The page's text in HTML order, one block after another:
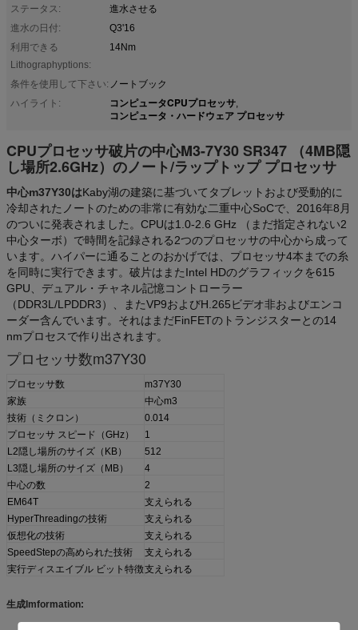
ステータス:
進水させる
進水の日付:
Q3'16
利用できる
Lithographyptions:
14Nm
条件を使用して下さい: ノートブック
ハイライト:
コンピュータCPUプロセッサ,
コンピュータ・ハードウェア プロセッサ
CPUプロセッサ破片の中心M3-7Y30 SR347 （4MB隠
し場所2.6GHz）のノート/ラップトップ プロセッサ
中心m37Y30はKaby湖の建築に基づいてタブレットおよび受動的に
冷却されたノートのための非常に有効な二重中心SoCで、2016年8月
のついに発表されました。CPUは1.0-2.6 GHz （まだ指定されない2
中心ターボ）で時間を記録される2つのプロセッサの中心から成って
います。ハイパーに通ることのおかげでは、プロセッサ4本までの糸
を同時に実行できます。破片はまたIntel HDのグラフィックを615
GPU、デュアル・チャネル記憶コントローラー
（DDR3L/LPDDR3）、またVP9およびH.265ビデオ非およびエンコ
ーダー含んでいます。それはまだFinFETのトランジスターとの14
nmプロセスで作り出されます。
プロセッサ数m37Y30
プロセッサ数
m37Y30
家族
中心m3
技術（ミクロン）
0.014
プロセッサ スピード（GHz）
1
L2隠し場所のサイズ（KB）
512
L3隠し場所のサイズ（MB）
4
中心の数
2
EM64T
支えられる
HyperThreadingの技術
支えられる
仮想化の技術
支えられる
SpeedStepの高められた技術
支えられる
実行ディスエイブル ビット特徴支えられる
生成Imformation: